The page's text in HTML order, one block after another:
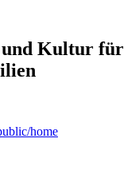
und Kultur für
home